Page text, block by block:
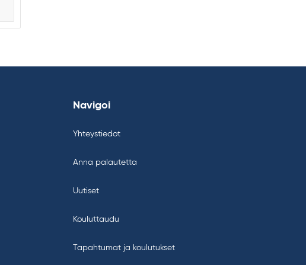
Navigoi
Yhteystiedot
Anna palautetta
Uutiset
Kouluttaudu
Tapahtumat ja koulutukset